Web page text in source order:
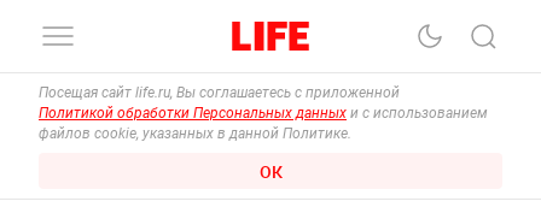
Посещая сайт life.ru, Вы соглашаетесь с приложенной
Политикой обработки Персональных данных и с использованием
файлов cookie, указанных в данной Политике.
ОК